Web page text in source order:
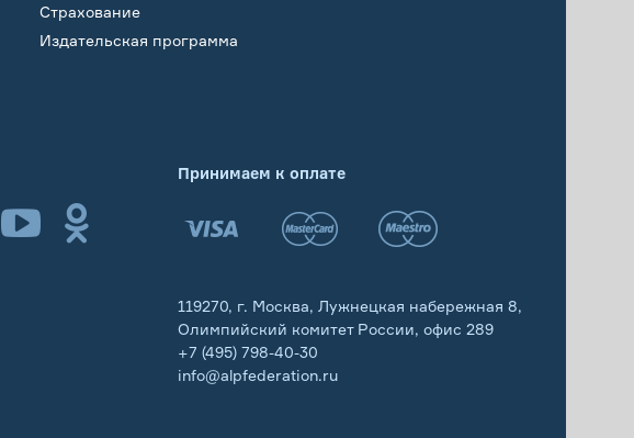
Страхование
Издательская программа
Принимаем к оплате
119270, г. Москва, Лужнецкая набережная 8,
Олимпийский комитет России, офис 289
+7 (495) 798-40-30
info@alpfederation.ru